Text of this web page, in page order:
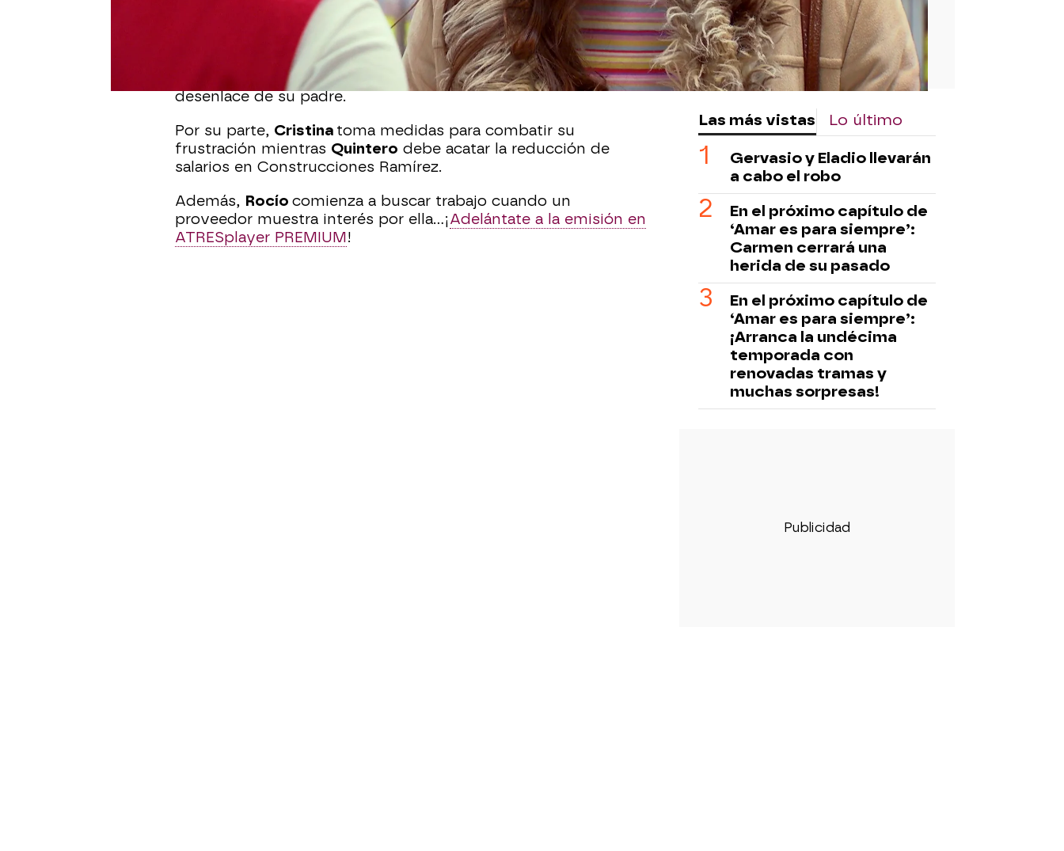
informa a Carballo de que la merca de El Turco sigue en
circulación, cuando el preso busca prevenirle sobre Luján.
Lorenzo se cierra en banda ante el anunciado
desenlace de su padre.
Por su parte, Cristina toma medidas para combatir su
frustración mientras Quintero debe acatar la reducción de
salarios en Construcciones Ramírez.
Además, Rocío comienza a buscar trabajo cuando un
proveedor muestra interés por ella…¡Adelántate a la emisión en
ATRESplayer PREMIUM!
Las más vistas Lo último
Gervasio y Eladio llevarán
a cabo el robo
En el próximo capítulo de
‘Amar es para siempre’:
Carmen cerrará una
herida de su pasado
En el próximo capítulo de
‘Amar es para siempre’:
¡Arranca la undécima
temporada con
renovadas tramas y
muchas sorpresas!